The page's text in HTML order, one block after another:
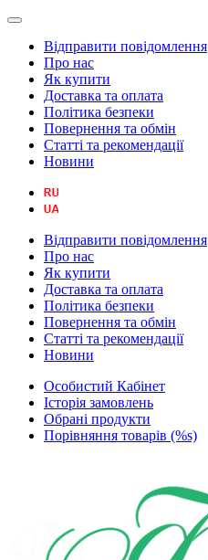
Відправити повідомлення
Про нас
Як купити
Доставка та оплата
Політика безпеки
Повернення та обмін
Статті та рекомендації
Новини
Відправити повідомлення
Про нас
Як купити
Доставка та оплата
Політика безпеки
Повернення та обмін
Статті та рекомендації
Новини
Особистий Кабінет
Історія замовлень
Обрані продукти
Порівняння товарів (%s)